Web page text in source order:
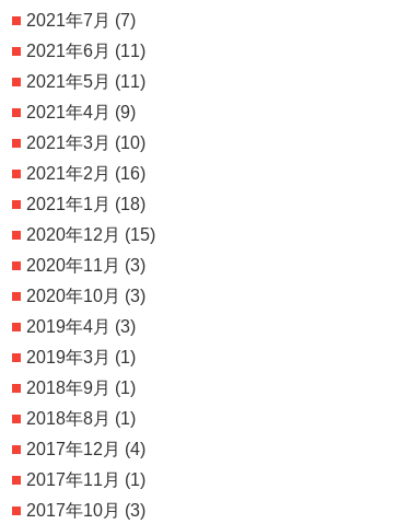
2021年7月 (7)
2021年6月 (11)
2021年5月 (11)
2021年4月 (9)
2021年3月 (10)
2021年2月 (16)
2021年1月 (18)
2020年12月 (15)
2020年11月 (3)
2020年10月 (3)
2019年4月 (3)
2019年3月 (1)
2018年9月 (1)
2018年8月 (1)
2017年12月 (4)
2017年11月 (1)
2017年10月 (3)